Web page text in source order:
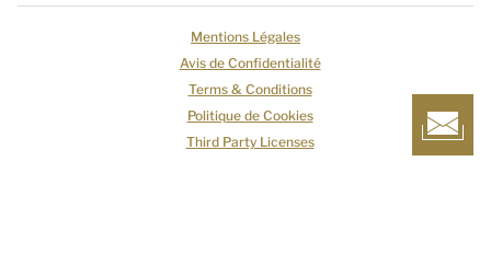
Mentions Légales
Avis de Confidentialité
Terms & Conditions
Politique de Cookies
Third Party Licenses